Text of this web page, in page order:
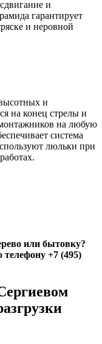
и
гарантирует
и неровной
и
на конец стрелы и
монтажников на любую
система
люльки при
или бытовку?
телефону +7 (495)